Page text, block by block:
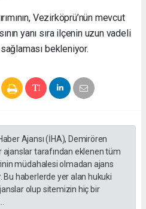
Vezirköprü’nün mevcut
yanı sıra ilçenin uzun vadeli
bekleniyor.
Ajansı (İHA), Demirören
ajanslar tarafından eklenen tüm
müdahalesi olmadan ajans
Bu haberlerde yer alan hukuki
olup sitemizin hiç bir